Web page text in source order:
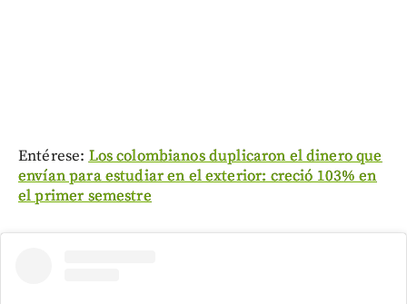
Entérese: Los colombianos duplicaron el dinero que
envían para estudiar en el exterior: creció 103% en
el primer semestre